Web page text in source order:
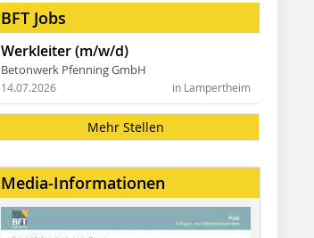
BFT Jobs
Werkleiter (m/w/d)
Betonwerk Pfenning GmbH
in Lampertheim
14.07.2026
Mehr Stellen
Media-Informationen